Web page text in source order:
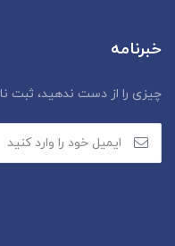
خبرنامه
چیزی را از دست ندهید، ثبت